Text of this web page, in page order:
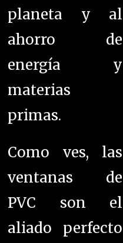
planeta y al
ahorro de
energía y
materias
primas.
Como ves, las
ventanas de
PVC son el
aliado perfecto